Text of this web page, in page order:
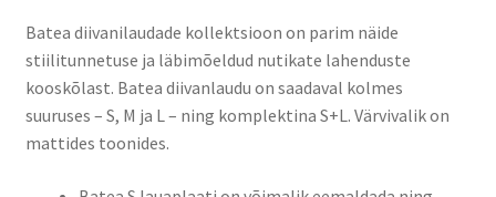
Batea diivanilaudade kollektsioon on parim näide
stiilitunnetuse ja läbimõeldud nutikate lahenduste
kooskõlast. Batea diivanlaudu on saadaval kolmes
suuruses – S, M ja L – ning komplektina S+L. Värvivalik on
mattides toonides.